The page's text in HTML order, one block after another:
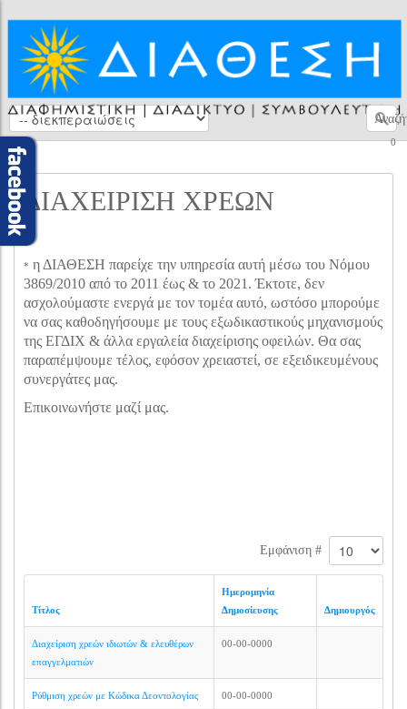
0
ΔΙΑΧΕΙΡΙΣΗ ΧΡΕΩΝ
* η ΔΙΑΘΕΣΗ παρείχε την υπηρεσία αυτή μέσω του Νόμου
3869/2010 από το 2011 έως & το 2021. Έκτοτε, δεν
ασχολούμαστε ενεργά με τον τομέα αυτό, ωστόσο μπορούμε
να σας καθοδηγήσουμε με τους εξωδικαστικούς μηχανισμούς
της ΕΓΔΙΧ & άλλα εργαλεία διαχείρισης οφειλών. Θα σας
παραπέμψουμε τέλος, εφόσον χρειαστεί, σε εξειδικευμένους
συνεργάτες μας.
Επικοινωνήστε μαζί μας.
Εμφάνιση #
Τίτλος
Ημερομηνία
Δημοσίευσης
Δημιουργός
Διαχείριση χρεών ιδιωτών & ελευθέρων
επαγγελματιών
00-00-0000
Ρύθμιση χρεών με Κώδικα Δεοντολογίας 00-00-0000